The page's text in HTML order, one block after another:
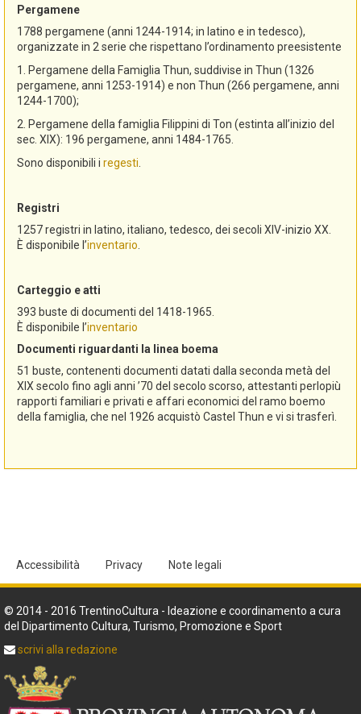
Pergamene
1788 pergamene (anni 1244-1914; in latino e in tedesco),
organizzate in 2 serie che rispettano l’ordinamento preesistente
1. Pergamene della Famiglia Thun, suddivise in Thun (1326
pergamene, anni 1253-1914) e non Thun (266 pergamene, anni
1244-1700);
2. Pergamene della famiglia Filippini di Ton (estinta all’inizio del
sec. XIX): 196 pergamene, anni 1484-1765.
Sono disponibili i regesti
Registri
1257 registri in latino, italiano, tedesco, dei secoli XIV-inizio XX.
È disponibile l’inventario
Carteggio e atti
393 buste di documenti del 1418-1965.
È disponibile l’inventario
Documenti riguardanti la linea boema
51 buste, contenenti documenti datati dalla seconda metà del
XIX secolo fino agli anni ’70 del secolo scorso, attestanti perlopiù
rapporti familiari e privati e affari economici del ramo boemo
della famiglia, che nel 1926 acquistò Castel Thun e vi si trasferì.
Accessibilità Privacy Note legali
© 2014 - 2016 TrentinoCultura - Ideazione e coordinamento a cura
del Dipartimento Cultura, Turismo, Promozione e Sport
scrivi alla redazione